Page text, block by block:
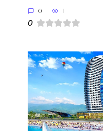
0 1
0